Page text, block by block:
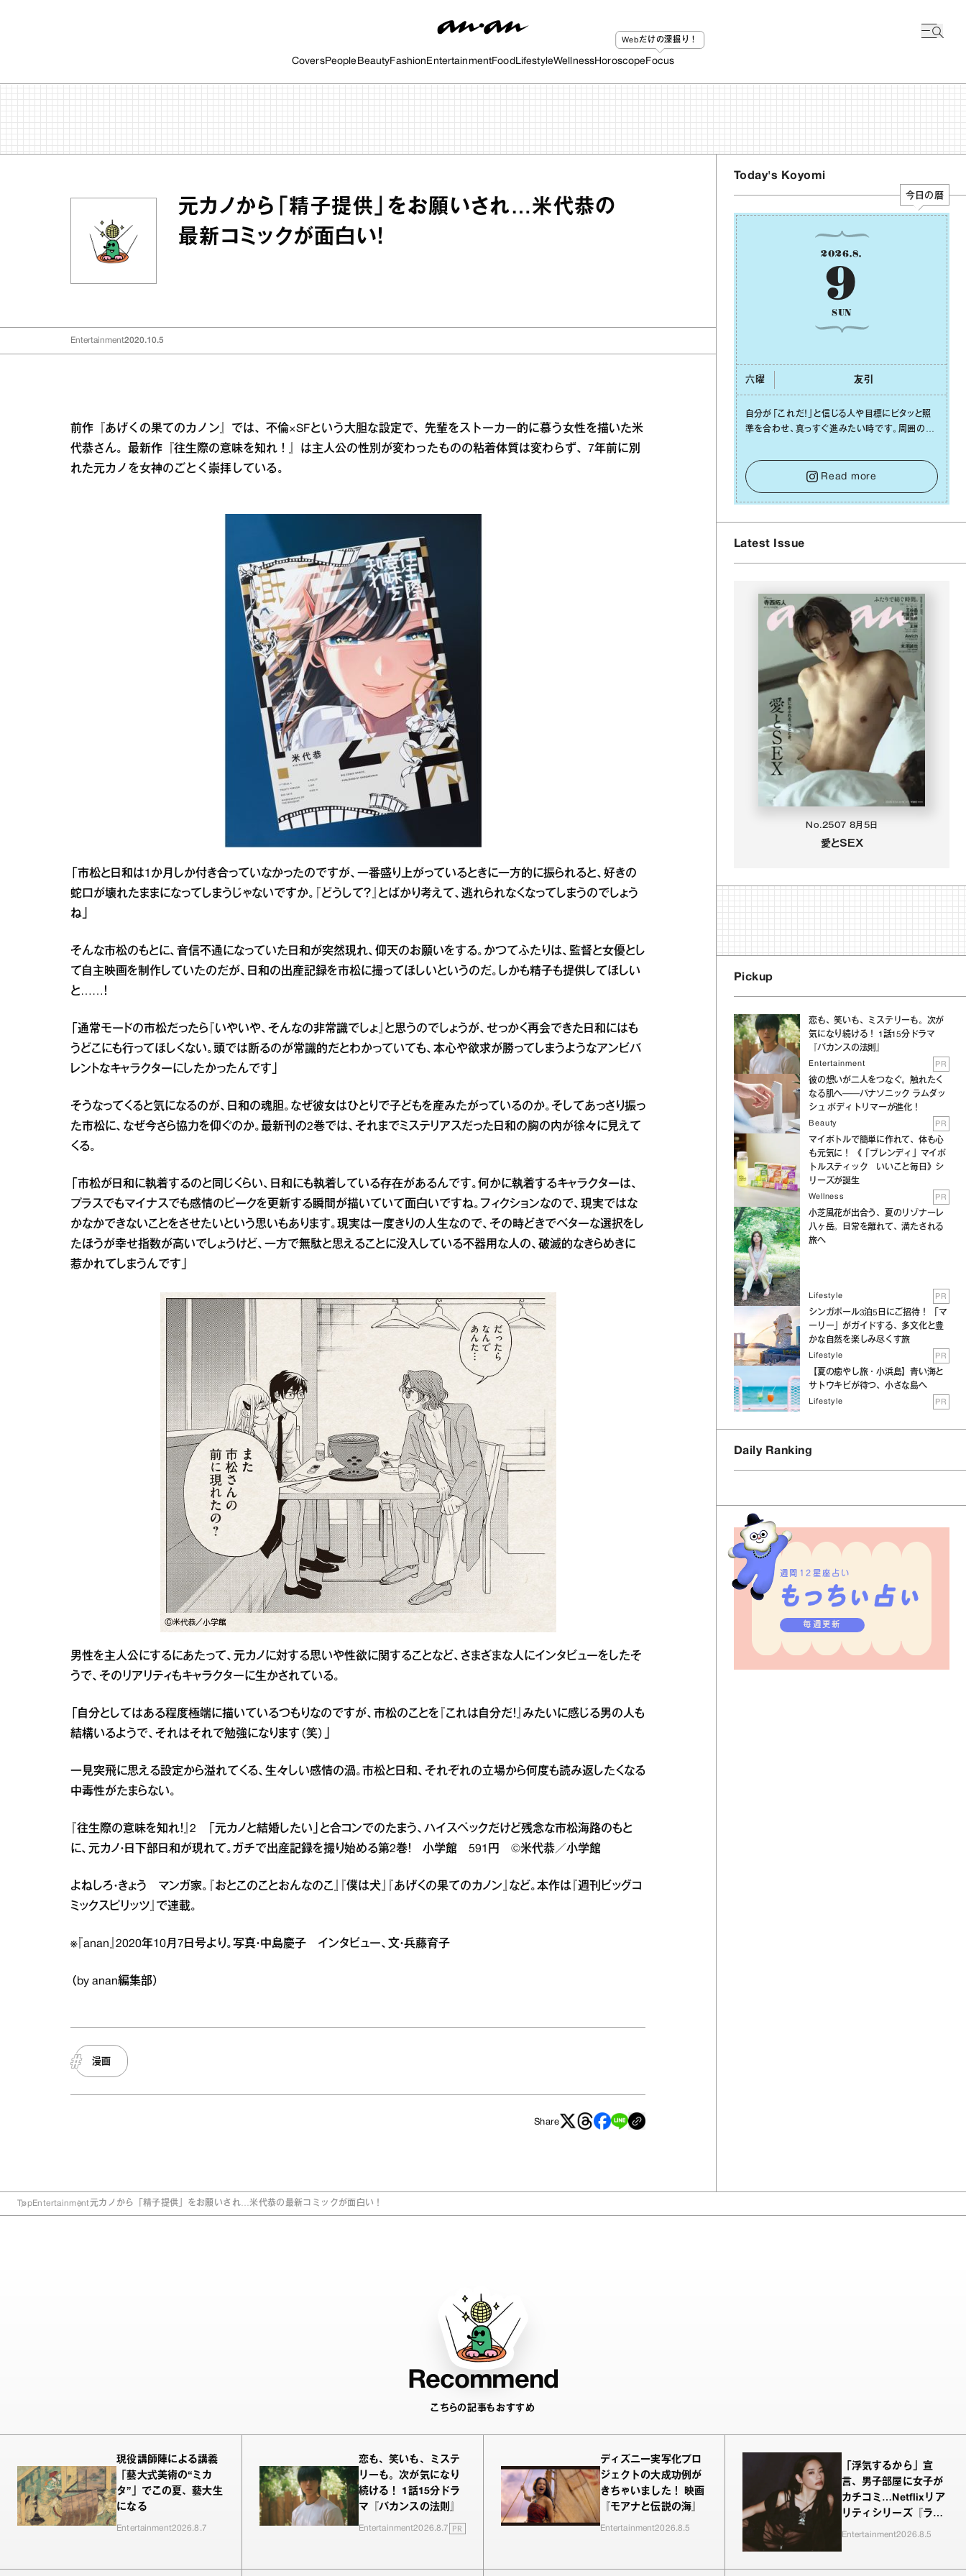
CoversPeople BeautyFashion EntertainmentFood LifestyleWellnessHoroscope
Webだけの深掘り！
Focus
元カノから「精子提供」をお願いされ…米代恭の
最新コミックが面白い！
Entertainment2020.10.5
前作『あげくの果てのカノン』では、不倫×SFという大胆な設定で、先輩をストーカー的に慕う女性を描いた米
代恭さん。最新作『往生際の意味を知れ！』は主人公の性別が変わったものの粘着体質は変わらず、7年前に別
れた元カノを女神のごとく崇拝している。
「市松と日和は1か月しか付き合っていなかったのですが、一番盛り上がっているときに一方的に振られると、好きの
蛇口が壊れたままになってしまうじゃないですか。『どうして？』とばかり考えて、逃れられなくなってしまうのでしょう
ね」
そんな市松のもとに、音信不通になっていた日和が突然現れ、仰天のお願いをする。かつてふたりは、監督と女優とし
て自主映画を制作していたのだが、日和の出産記録を市松に撮ってほしいというのだ。しかも精子も提供してほしい
と……！
「通常モードの市松だったら『いやいや、そんなの非常識でしょ』と思うのでしょうが、せっかく再会できた日和にはも
うどこにも行ってほしくない。頭では断るのが常識的だとわかっていても、本心や欲求が勝ってしまうようなアンビバ
レントなキャラクターにしたかったんです」
そうなってくると気になるのが、日和の魂胆。なぜ彼女はひとりで子どもを産みたがっているのか。そしてあっさり振っ
た市松に、なぜ今さら協力を仰ぐのか。最新刊の2巻では、それまでミステリアスだった日和の胸の内が徐々に見えて
くる。
「市松が日和に執着するのと同じくらい、日和にも執着している存在があるんです。何かに執着するキャラクターは、
プラスでもマイナスでも感情のピークを更新する瞬間が描いていて面白いですね。フィクションなので、現実ではな
かなかできないことをさせたいという思いもあります。現実は一度きりの人生なので、その時どきでベターな選択をし
たほうが幸せ指数が高いでしょうけど、一方で無駄と思えることに没入している不器用な人の、破滅的なきらめきに
惹かれてしまうんです」
男性を主人公にするにあたって、元カノに対する思いや性欲に関することなど、さまざまな人にインタビューをしたそ
うで、そのリアリティもキャラクターに生かされている。
「自分としてはある程度極端に描いているつもりなのですが、市松のことを『これは自分だ！』みたいに感じる男の人も
結構いるようで、それはそれで勉強になります（笑）」
一見突飛に思える設定から溢れてくる、生々しい感情の渦。市松と日和、それぞれの立場から何度も読み返したくなる
中毒性がたまらない。
『往生際の意味を知れ！』2 「元カノと結婚したい」と合コンでのたまう、ハイスペックだけど残念な市松海路のもと
に、元カノ・日下部日和が現れて。ガチで出産記録を撮り始める第2巻！ 小学館 591円 ©米代恭／小学館
よねしろ・きょう マンガ家。『おとこのことおんなのこ』『僕は犬』『あげくの果てのカノン』など。本作は『週刊ビッグコ
ミックスピリッツ』で連載。
※『anan』2020年10月7日号より。写真・中島慶子 インタビュー、文・兵藤育子
（by anan編集部）
漫画
Share
Today's Koyomi
今日の暦
2026.8.
9
SUN
六曜 友引
⾃分が「これだ！」と信じる⼈や⽬標にピタッと照
準を合わせ、真っすぐ進みたい時です。周囲の環
ても、あれこれ迷う必要はありません。余計なノイ
ズをそっと⼿放し、⽬の前のことに集中しましょ
う。そのブレない決意が、あなたにとって有意義
で安定した成果を引き寄せます。
Read more
Latest Issue
No.2507 8月5日
愛とSEX
Pickup
恋も、笑いも、ミステリーも。次が
気になり続ける！ 1話15分ドラマ
『バカンスの法則』
Entertainment PR
彼の想いが二人をつなぐ。触れたく
なる肌へ──パナソニック ラムダッ
シュ ボディトリマーが進化！
Beauty PR
マイボトルで簡単に作れて、体も心
も元気に！ 《「ブレンディ」マイボ
トルスティック いいこと毎日》シ
リーズが誕生
Wellness PR
小芝風花が出合う、夏のリゾナーレ
八ヶ岳。日常を離れて、満たされる
旅へ
Lifestyle PR
シンガポール3泊5日にご招待！ 「マ
ーリー」がガイドする、多文化と豊
かな自然を楽しみ尽くす旅
Lifestyle PR
【夏の癒やし旅・小浜島】青い海と
サトウキビが待つ、小さな島へ
Lifestyle PR
Daily Ranking
週間12星座占い
毎週更新
TopEntertainment元カノから「精子提供」をお願いされ…米代恭の最新コミックが面白い！
Recommend
こちらの記事もおすすめ
現役講師陣による講義
「藝大式美術の“ミカ
タ”」でこの夏、藝大生
になる
Entertainment2026.8.7
恋も、笑いも、ミステ
リーも。次が気になり
続ける！ 1話15分ドラ
マ『バカンスの法則』
Entertainment2026.8.7 PR
ディズニー実写化プロ
ジェクトの大成功例が
きちゃいました！ 映画
『モアナと伝説の海』
Entertainment2026.8.5
「浮気するから」宣
言、男子部屋に女子が
カチコミ…Netflixリア
リティシリーズ『ラヴ
上等』シーズン2、新
Entertainment2026.8.5